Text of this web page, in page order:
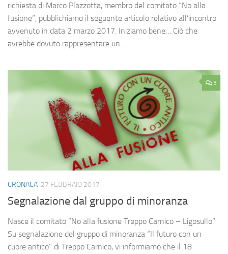
richiesta di Marco Plazzotta, membro del comitato “No alla
fusione”, pubblichiamo il seguente articolo relativo all’incontro
avvenuto in data 2 marzo 2017. Iniziamo bene… Ciò che
avrebbe dovuto rappresentare un...
3
CRONACA 27 FEBBRAIO 2017
Segnalazione dal gruppo di minoranza
Nasce il comitato “No alla fusione Treppo Carnico – Ligosullo”
Su segnalazione del gruppo di minoranza “Il futuro con un
cuore antico” di Treppo Carnico, vi informiamo che il 18